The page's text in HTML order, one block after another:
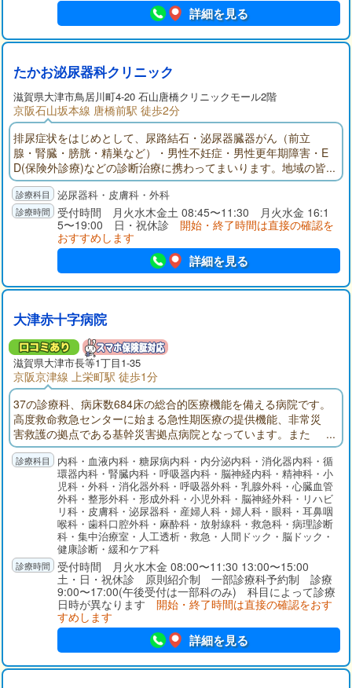
詳細を見る
たかお泌尿器科クリニック
滋賀県大津市鳥居川町4-20 石山唐橋クリニックモール2階
京阪石山坂本線 唐橋前駅 徒歩2分
排尿症状をはじめとして、尿路結石・泌尿器臓器がん（前立
腺・腎臓・膀胱・精巣など）・男性不妊症・男性更年期障害・E
D(保険外診療)などの診断治療に携わってまいります。地域の皆
さんに信頼され愛されるようなクリニックをスタッフと共に目
指し、基幹病院と連携をとりながら努力してまいります。
泌尿器科・皮膚科・外科
受付時間 月火水木金土 08:45〜11:30 月火水金 16:1
5〜19:00 日・祝休診 開始・終了時間は直接の確認を
おすすめします
詳細を見る
大津赤十字病院
滋賀県大津市長等1丁目1-35
京阪京津線 上栄町駅 徒歩1分
37の診療科、病床数684床の総合的医療機能を備える病院です。
高度救命救急センターに始まる急性期医療の提供機能、非常災
害救護の拠点である基幹災害拠点病院となっています。また
「地域医療支援病院」「がん診療連携拠点病院」の承認・指定
を受けています。内科・血液内科・糖尿病内科・内分泌内科・消化器内科・循
環器内科・腎臓内科・呼吸器内科・脳神経内科・精神科・小
児科・外科・消化器外科・呼吸器外科・乳腺外科・心臓血管
外科・整形外科・形成外科・小児外科・脳神経外科・リハビ
リ科・皮膚科・泌尿器科・産婦人科・婦人科・眼科・耳鼻咽
喉科・歯科口腔外科・麻酔科・放射線科・救急科・病理診断
科・集中治療室・人工透析・救急・人間ドック・脳ドック・
健康診断・緩和ケア科
受付時間 月火水木金 08:00〜11:30 13:00〜15:00
土・日・祝休診 原則紹介制 一部診療科予約制 診療
9:00〜17:00(午後受付は一部科のみ) 科目によって診療
日時が異なります 開始・終了時間は直接の確認をおす
すめします
詳細を見る